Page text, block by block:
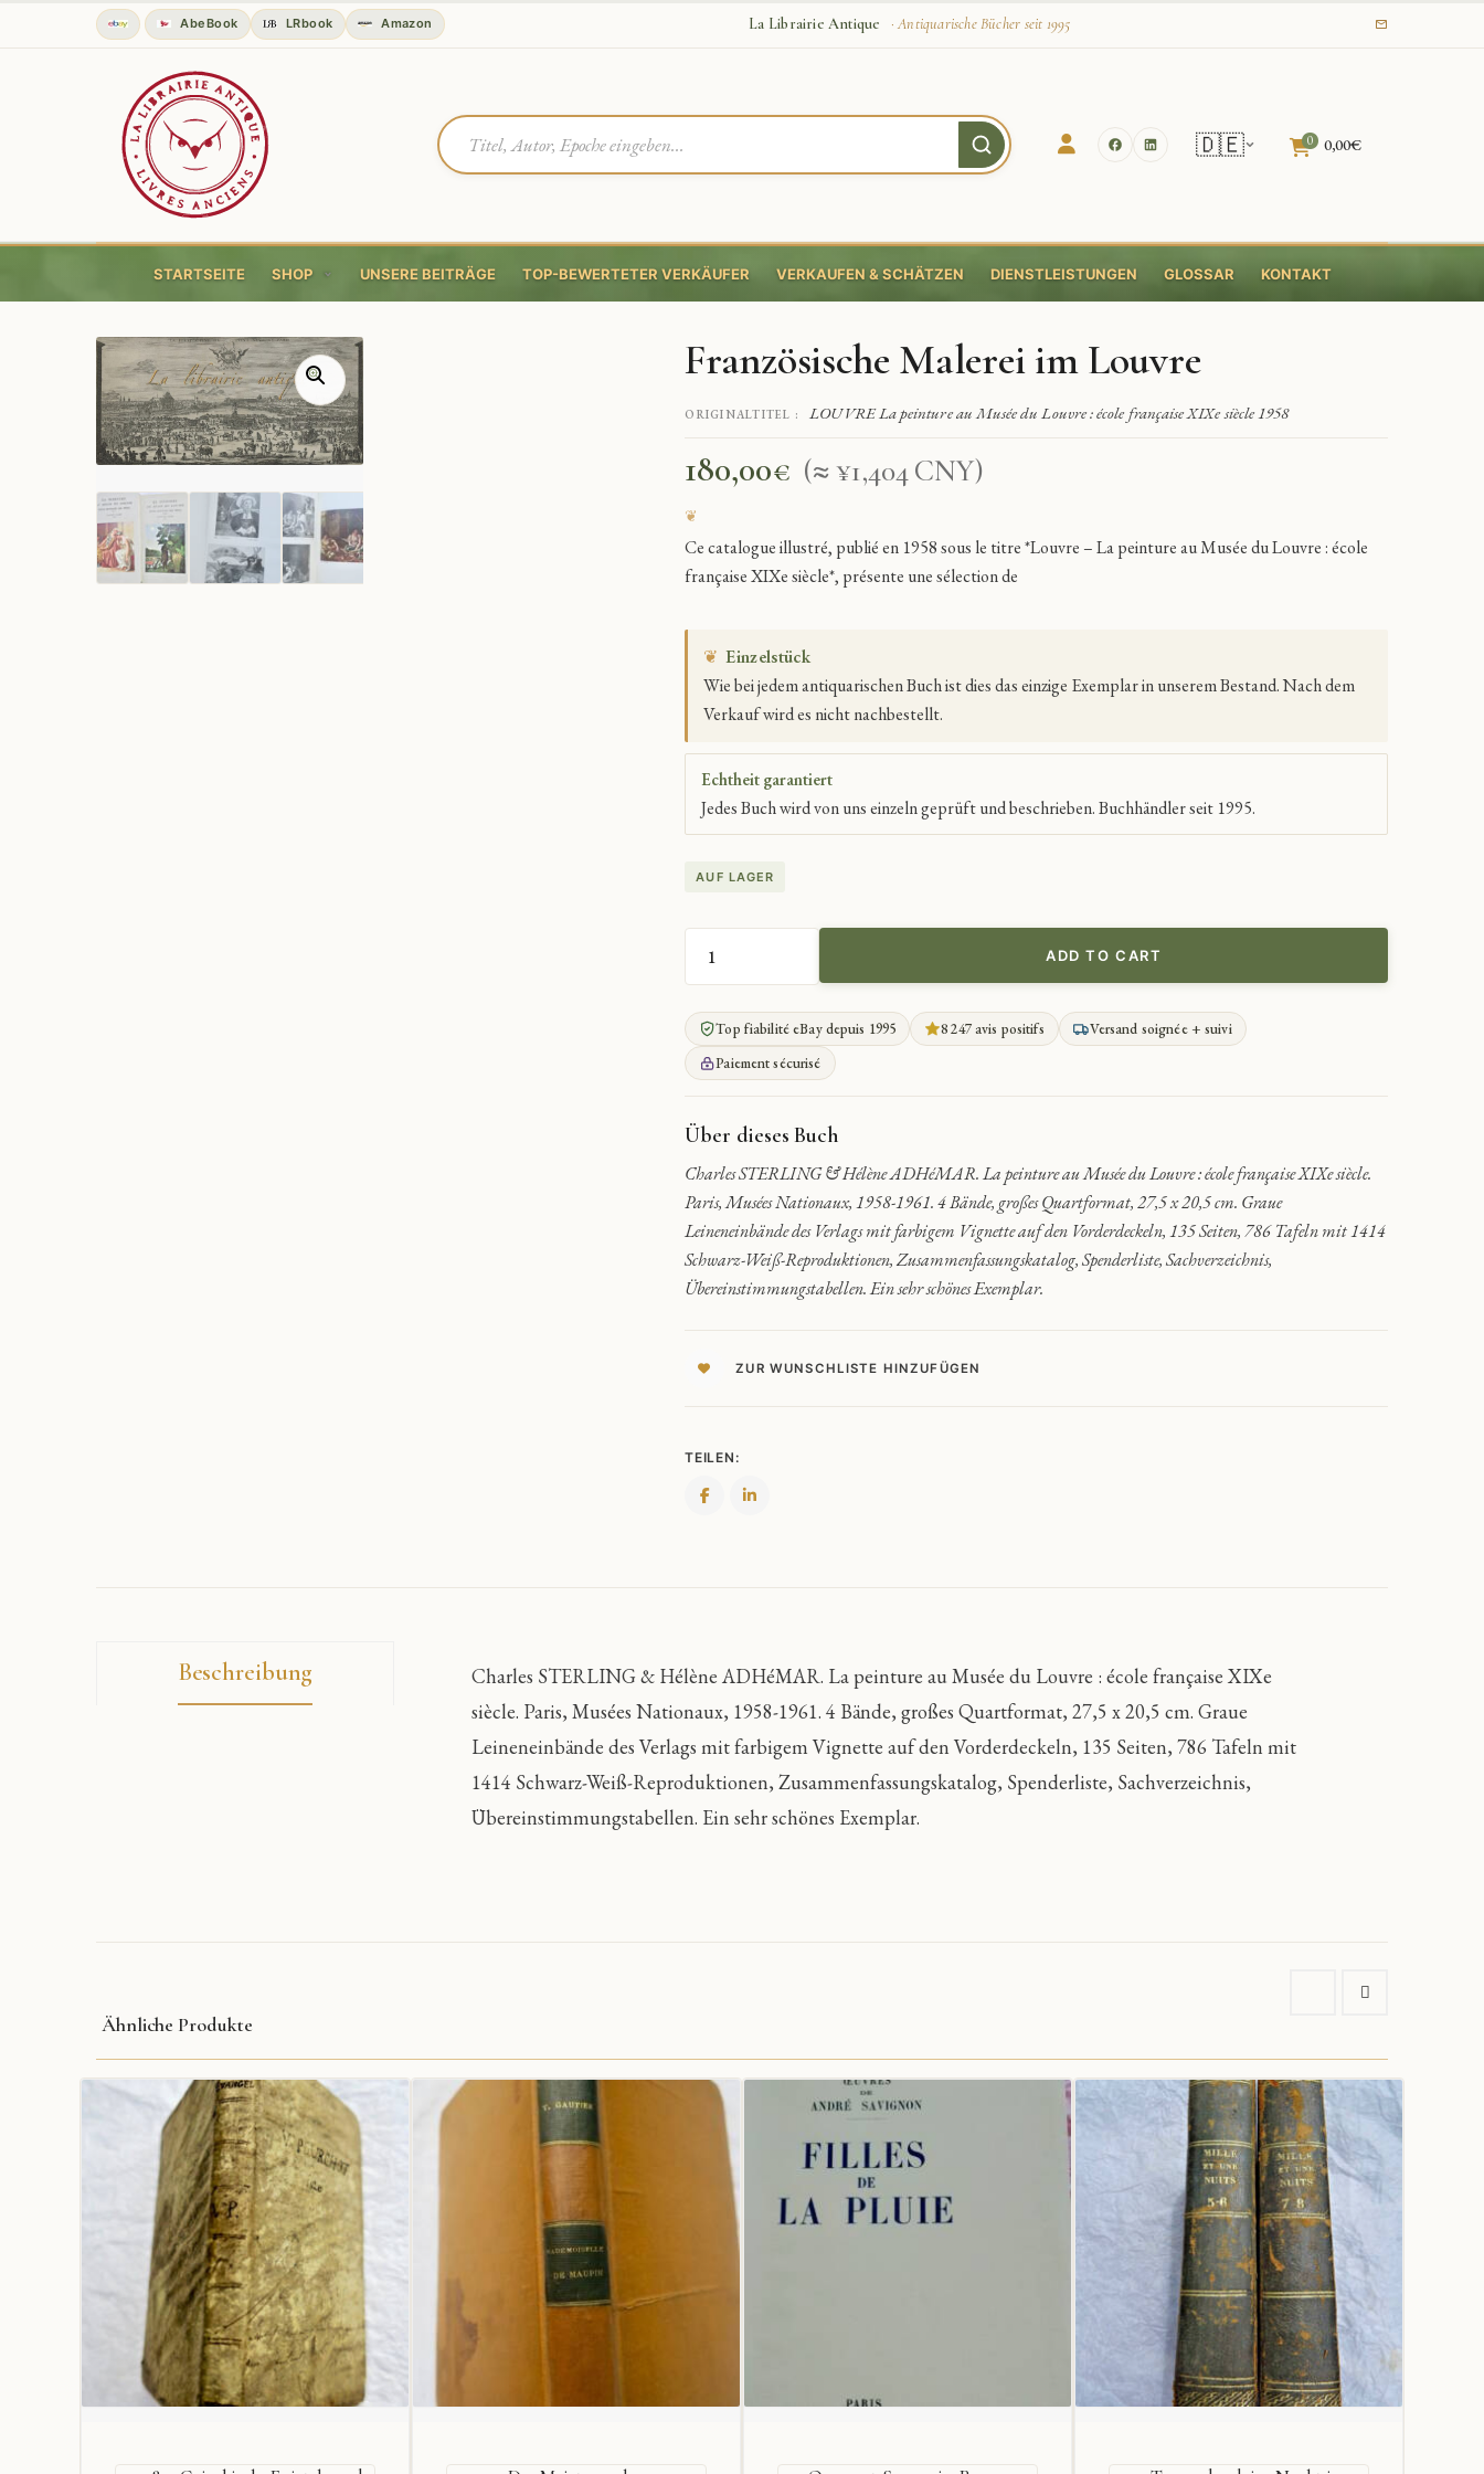
AbeBook LRbook Amazon La Librairie Antique · Antiquarische Bücher seit 1995
🇩🇪 0 0,00€
STARTSEITE SHOP UNSERE BEITRÄGE TOP-BEWERTETER VERKÄUFER VERKAUFEN & SCHÄTZEN DIENSTLEISTUNGEN GLOSSAR KONTAKT
Französische Malerei im Louvre
ORIGINALTITEL : LOUVRE La peinture au Musée du Louvre : école française XIXe siècle 1958
180,00€ (≈ ¥1,404 CNY)
Ce catalogue illustré, publié en 1958 sous le titre *Louvre – La peinture au Musée du Louvre : école
française XIXe siècle*, présente une sélection de
❦ Einzelstück
Wie bei jedem antiquarischen Buch ist dies das einzige Exemplar in unserem Bestand. Nach dem
Verkauf wird es nicht nachbestellt.
Echtheit garantiert
Jedes Buch wird von uns einzeln geprüft und beschrieben. Buchhändler seit 1995.
AUF LAGER
FRANZÖSISCHE
MALEREI
IM
LOUVRE
QUANTITY
ADD TO CART
Top fiabilité eBay depuis 1995 8 247 avis positifs
Versand soignée + suivi
Paiement sécurisé
Über dieses Buch
Charles STERLING & Hélène ADHéMAR. La peinture au Musée du Louvre : école française XIXe siècle.
Paris, Musées Nationaux, 1958-1961. 4 Bände, großes Quartformat, 27,5 x 20,5 cm. Graue
Leineneinbände des Verlags mit farbigem Vignette auf den Vorderdeckeln, 135 Seiten, 786 Tafeln mit 1414
Schwarz-Weiß-Reproduktionen, Zusammenfassungskatalog, Spenderliste, Sachverzeichnis,
Übereinstimmungstabellen. Ein sehr schönes Exemplar.
ZUR WUNSCHLISTE HINZUFÜGEN
TEILEN:
Beschreibung
Charles STERLING & Hélène ADHéMAR. La peinture au Musée du Louvre : école française XIXe
siècle. Paris, Musées Nationaux, 1958-1961. 4 Bände, großes Quartformat, 27,5 x 20,5 cm. Graue
Leineneinbände des Verlags mit farbigem Vignette auf den Vorderdeckeln, 135 Seiten, 786 Tafeln mit
1414 Schwarz-Weiß-Reproduktionen, Zusammenfassungskatalog, Spenderliste, Sachverzeichnis,
Übereinstimmungstabellen. Ein sehr schönes Exemplar.
Ähnliche Produkte